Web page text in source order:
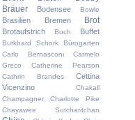
Bräuer
Bodensee Bowle
Brasilien Bremen Brot
Brotaufstrich Buch Buffet
Burkhard Schork
Bürogarten
Carlo Bernasconi
Carmelo
Greco
Catherine Pearson
Cathrin Brandes
Cettina
Vicenzino
Chakall
Champagner
Charlotte Pike
Chayawee Sutcharitchan